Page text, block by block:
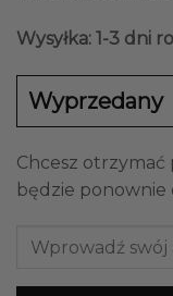
Wysyłka: 1-3 dni
Wyprzedany
Chcesz
będzie ponownie